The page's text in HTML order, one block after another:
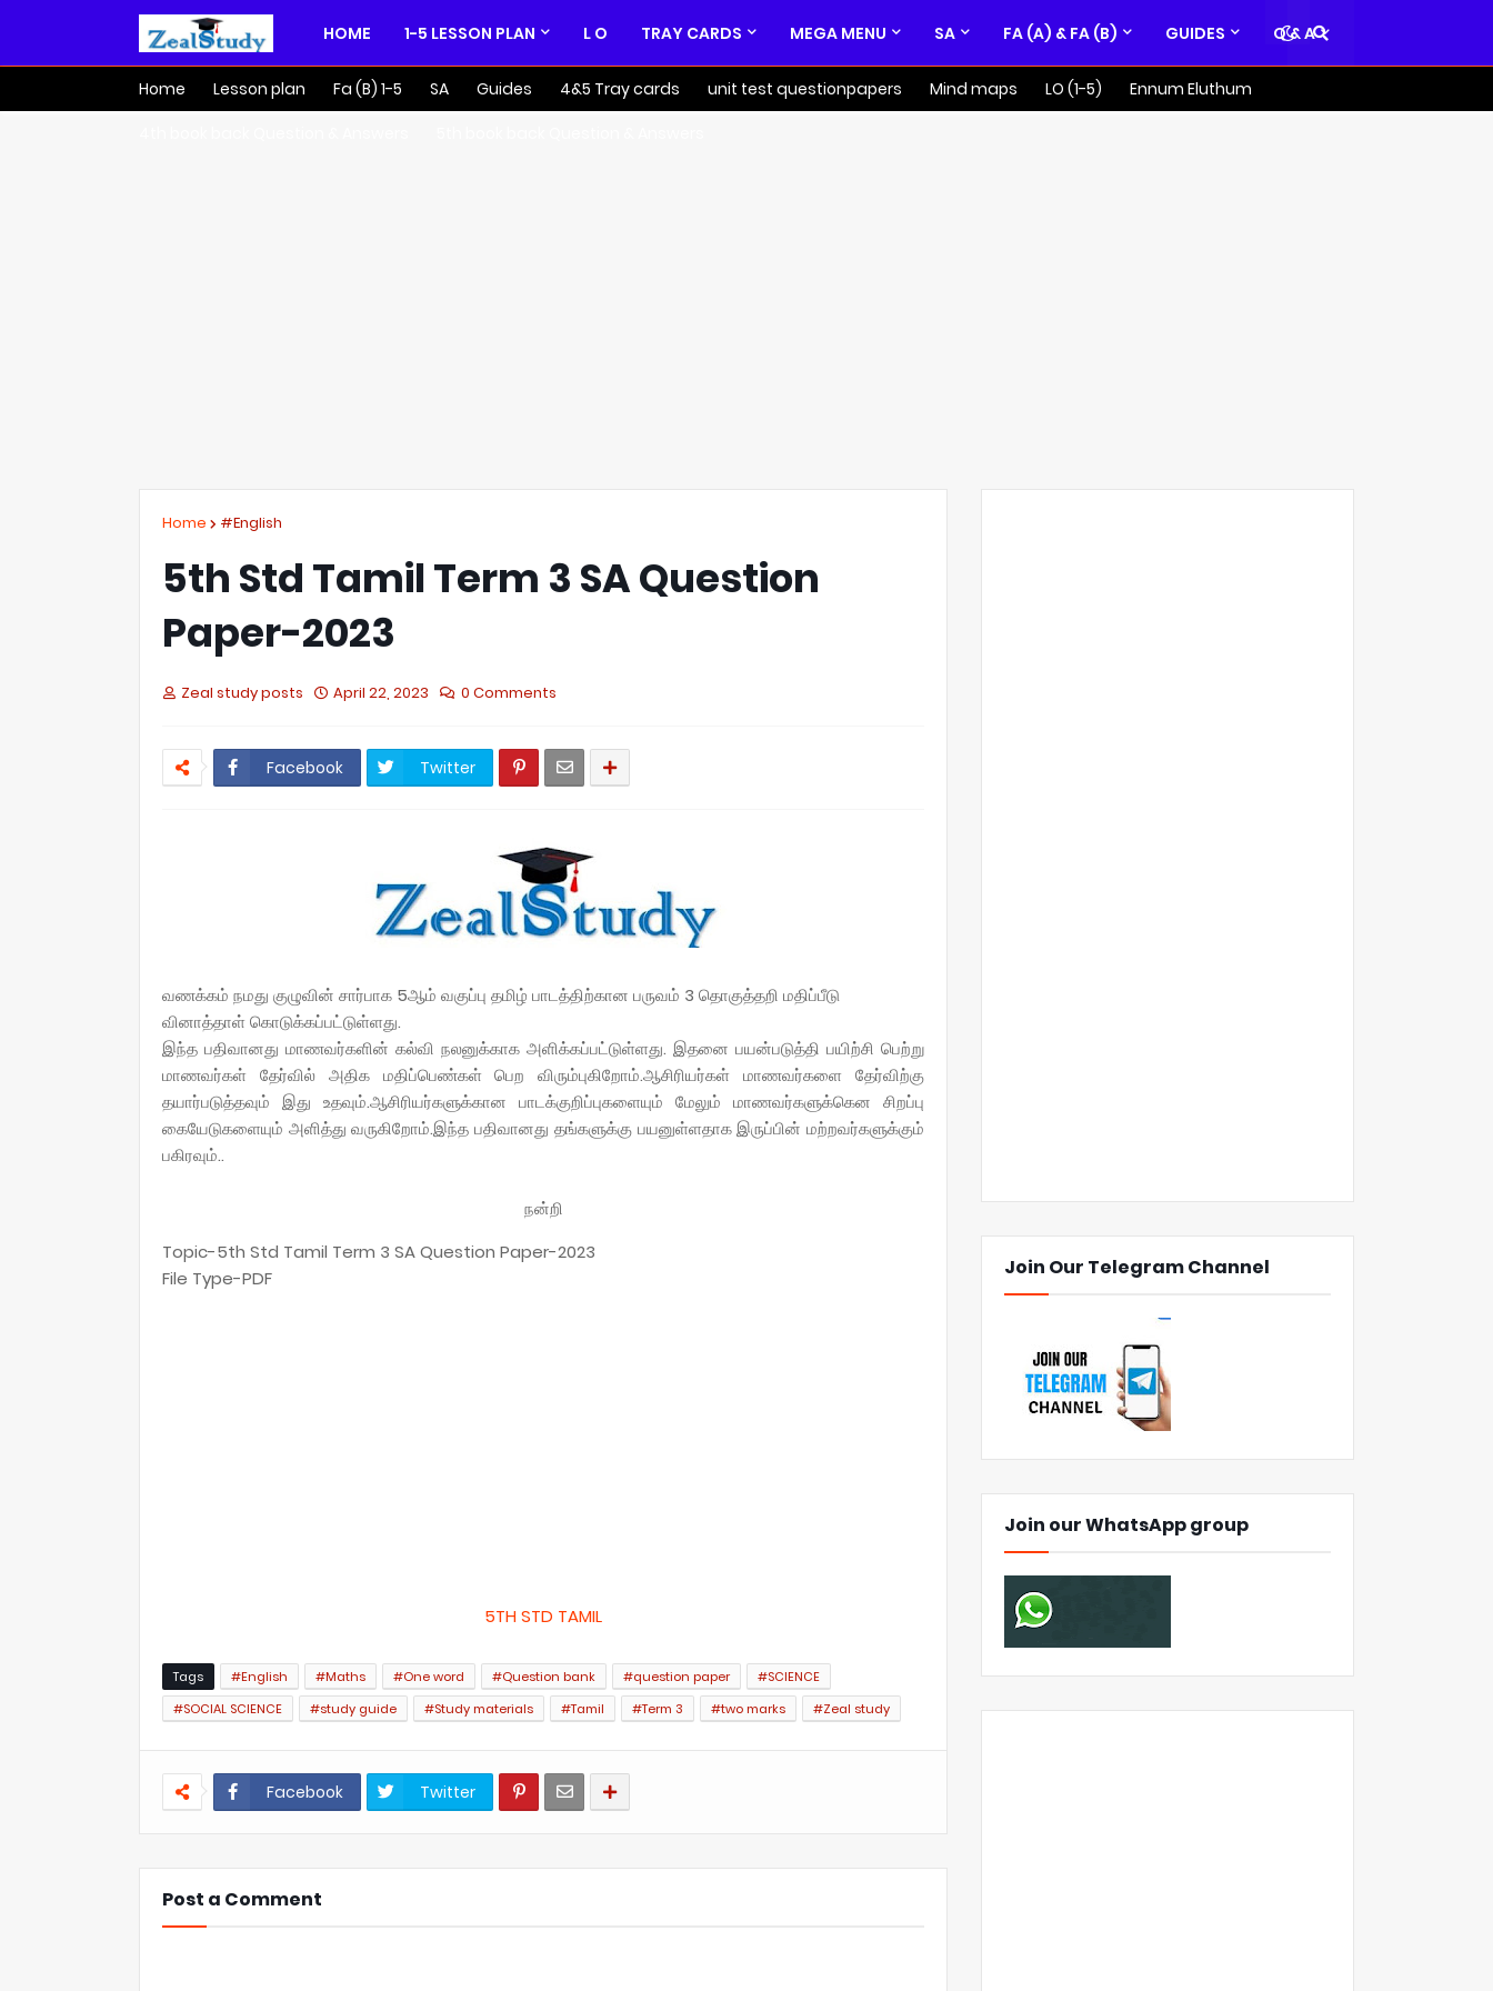
HOME 1-5 LESSON PLAN L O TRAY CARDS MEGA MENU SA FA (A) & FA (B) GUIDES Q & A
Home Lesson plan Fa (B) 1-5 SA Guides 4&5 Tray cards unit test questionpapers Mind maps LO (1-5)
Ennum Eluthum
Home #English
5th Std Tamil Term 3 SA Question
Paper-2023
Zeal study posts April 22, 2023 0 Comments
Facebook Twitter
வணக்கம் நமது குழுவின் சார்பாக 5ஆம் வகுப்பு தமிழ் பாடத்திற்கான பருவம் 3 தொகுத்தறி மதிப்பீடு
வினாத்தாள் கொடுக்கப்பட்டுள்ளது.
இந்த பதிவானது மாணவர்களின் கல்வி நலனுக்காக அளிக்கப்பட்டுள்ளது. இதனை பயன்படுத்தி பயிற்சி பெற்று
மாணவர்கள் தேர்வில் அதிக மதிப்பெண்கள் பெற விரும்புகிறோம்.ஆசிரியர்கள் மாணவர்களை தேர்விற்கு
தயார்படுத்தவும் இது உதவும்.ஆசிரியர்களுக்கான பாடக்குறிப்புகளையும் மேலும் மாணவர்களுக்கென சிறப்பு
கையேடுகளையும் அளித்து வருகிறோம்.இந்த பதிவானது தங்களுக்கு பயனுள்ளதாக இருப்பின் மற்றவர்களுக்கும்
பகிரவும்..
நன்றி
Topic-5th Std Tamil Term 3 SA Question Paper-2023
File Type-PDF
5TH STD TAMIL
Tags #English #Maths #One word #Question bank #question paper
#SCIENCE
#SOCIAL SCIENCE
#study guide #Study materials #Tamil #Term 3 #two marks #Zeal study
Facebook Twitter
Post a Comment
Join Our Telegram Channel
Join our WhatsApp group